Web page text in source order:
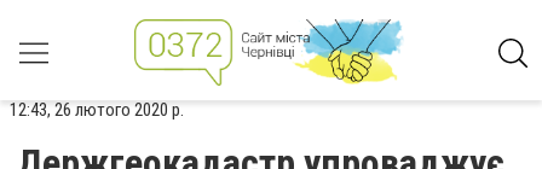
12:43, 26 лютого 2020 р.